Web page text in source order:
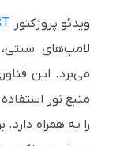
ویدئو پروژکتور
می‌برد. این
منبع نور